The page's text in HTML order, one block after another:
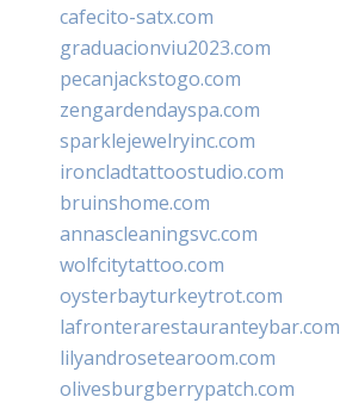
cafecito-satx.com
graduacionviu2023.com
pecanjackstogo.com
zengardendayspa.com
sparklejewelryinc.com
ironcladtattoostudio.com
bruinshome.com
annascleaningsvc.com
wolfcitytattoo.com
oysterbayturkeytrot.com
lafronterarestauranteybar.com
lilyandrosetearoom.com
olivesburgberrypatch.com